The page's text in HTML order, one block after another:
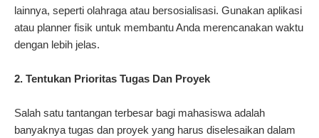
lainnya, seperti olahraga atau bersosialisasi. Gunakan aplikasi
atau planner fisik untuk membantu Anda merencanakan waktu
dengan lebih jelas.
2. Tentukan Prioritas Tugas Dan Proyek
Salah satu tantangan terbesar bagi mahasiswa adalah
banyaknya tugas dan proyek yang harus diselesaikan dalam